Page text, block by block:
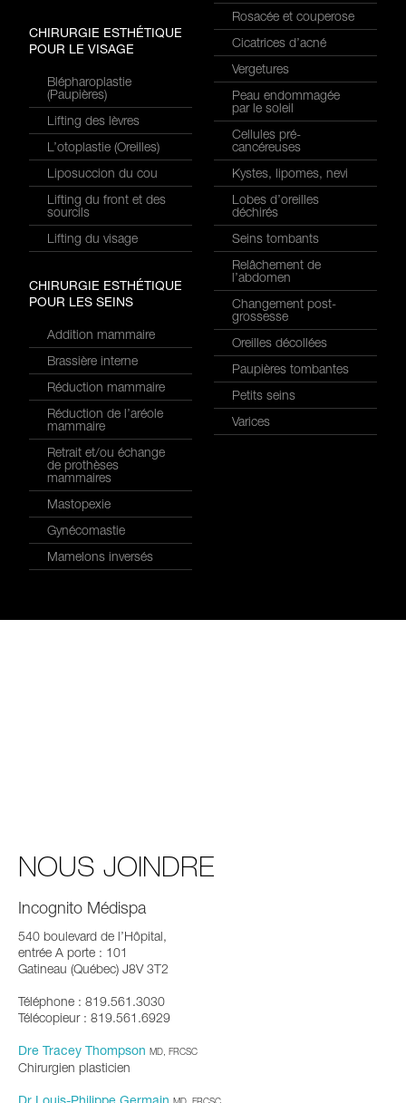
CHIRURGIE ESTHÉTIQUE
POUR LE VISAGE
Blépharoplastie
(Paupières)
Lifting des lèvres
L’otoplastie (Oreilles)
Liposuccion du cou
Lifting du front et des
sourcils
Lifting du visage
CHIRURGIE ESTHÉTIQUE
POUR LES SEINS
Addition mammaire
Brassière interne
Réduction mammaire
Réduction de l’aréole
mammaire
Retrait et/ou échange
de prothèses
mammaires
Mastopexie
Gynécomastie
Mamelons inversés
Rosacée et couperose
Cicatrices d’acné
Vergetures
Peau endommagée
par le soleil
Cellules pré-
cancéreuses
Kystes, lipomes, nevi
Lobes d’oreilles
déchirés
Seins tombants
Relâchement de
l’abdomen
Changement post-
grossesse
Oreilles décollées
Paupières tombantes
Petits seins
Varices
NOUS JOINDRE
Incognito Médispa
540 boulevard de l’Hôpital,
entrée A porte : 101
Gatineau (Québec) J8V 3T2
Téléphone : 819.561.3030
Télécopieur : 819.561.6929
Dre Tracey Thompson MD, FRCSC
Chirurgien plasticien